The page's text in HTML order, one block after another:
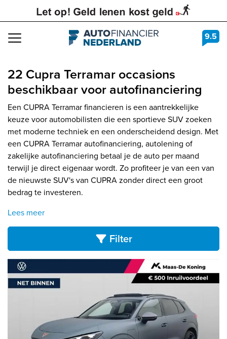
Navigation 9.5
22 Cupra Terramar occasions
beschikbaar voor autofinanciering
Een CUPRA Terramar financieren is een aantrekkelijke
keuze voor automobilisten die een sportieve SUV zoeken
met moderne techniek en een onderscheidend design. Met
een CUPRA Terramar autofinanciering, autolening of
zakelijke autofinanciering betaal je de auto per maand
terwijl je direct eigenaar wordt. Zo profiteer je van een van
de nieuwste SUV's van CUPRA zonder direct een groot
bedrag te investeren.
Lees meer
Filter